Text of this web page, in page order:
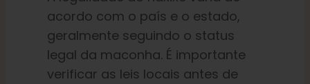
acordo com o país e o estado,
geralmente seguindo o status
legal da maconha. É importante
verificar as leis locais antes de